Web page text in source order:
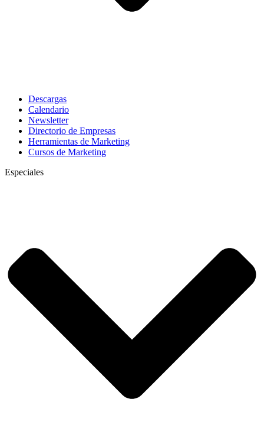
Descargas
Calendario
Newsletter
Directorio de Empresas
Herramientas de Marketing
Cursos de Marketing
Especiales